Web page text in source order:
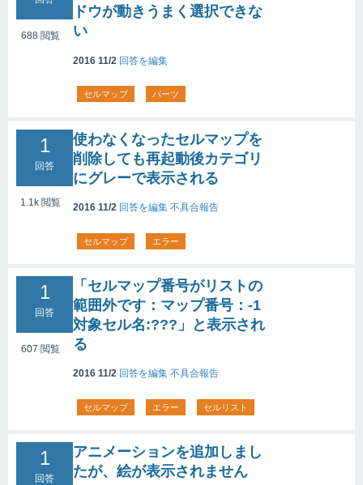
688 閲覧
ドウが動きうまく選択できな
い
2016 11/2 回答を編集
セルマップ パーツ
1
回答
1.1k 閲覧
使わなくなったセルマップを
削除しても再起動後カテゴリ
にグレーで表示される
2016 11/2 回答を編集 不具合報告
セルマップ エラー
1
回答
607 閲覧
「セルマップ番号がリストの
範囲外です：マップ番号：-1
対象セル名:???」と表示され
る
2016 11/2 回答を編集 不具合報告
セルマップ エラー セルリスト
1
回答
アニメーションを追加しまし
たが、絵が表示されません